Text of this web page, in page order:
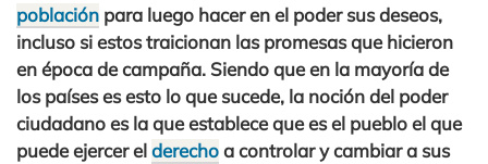
población para luego hacer en el poder sus deseos,
incluso si estos traicionan las promesas que hicieron
en época de campaña. Siendo que en la mayoría de
los países es esto lo que sucede, la noción del poder
ciudadano es la que establece que es el pueblo el que
puede ejercer elderechoa controlar y cambiar a sus